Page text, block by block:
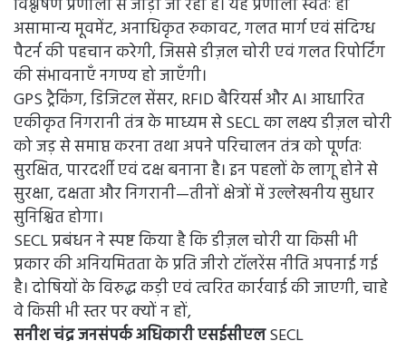
विश्लेषण प्रणाली से जोड़ा जा रहा है। यह प्रणाली स्वतः ही
असामान्य मूवमेंट, अनाधिकृत रुकावट, गलत मार्ग एवं संदिग्ध
पैटर्न की पहचान करेगी, जिससे डीज़ल चोरी एवं गलत रिपोर्टिंग
की संभावनाएँ नगण्य हो जाएँगी।
GPS ट्रैकिंग, डिजिटल सेंसर, RFID बैरियर्स और AI आधारित
एकीकृत निगरानी तंत्र के माध्यम से SECL का लक्ष्य डीज़ल चोरी
को जड़ से समाप्त करना तथा अपने परिचालन तंत्र को पूर्णतः
सुरक्षित, पारदर्शी एवं दक्ष बनाना है। इन पहलों के लागू होने से
सुरक्षा, दक्षता और निगरानी—तीनों क्षेत्रों में उल्लेखनीय सुधार
सुनिश्चित होगा।
SECL प्रबंधन ने स्पष्ट किया है कि डीज़ल चोरी या किसी भी
प्रकार की अनियमितता के प्रति जीरो टॉलरेंस नीति अपनाई गई
है। दोषियों के विरुद्ध कड़ी एवं त्वरित कार्रवाई की जाएगी, चाहे
वे किसी भी स्तर पर क्यों न हों,
सनीश चंद्र जनसंपर्क अधिकारी एसईसीएलSECL